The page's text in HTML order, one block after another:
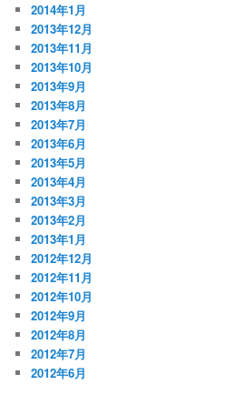
2014年1月
2013年12月
2013年11月
2013年10月
2013年9月
2013年8月
2013年7月
2013年6月
2013年5月
2013年4月
2013年3月
2013年2月
2013年1月
2012年12月
2012年11月
2012年10月
2012年9月
2012年8月
2012年7月
2012年6月